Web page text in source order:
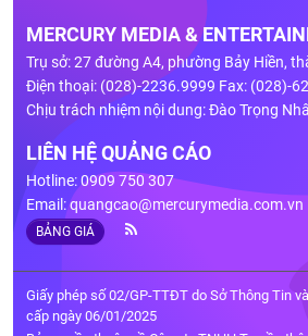
MERCURY MEDIA &
Trụ sở: 27 đường A4, phường Bảy Hiền,
Điện thoại: (028)-2236.9999 Fax: (028)-
Chịu trách nhiệm nội dung: Đào Trọng
LIÊN HỆ QUẢNG CÁO
Hotline: 0909 750 307
Email:quangcao@mercurymedia.com.vn
BẢNG GIÁ
Giấy phép số 02/GP-TTĐT do Sở Thông Tin
cấp ngày 06/01/2025